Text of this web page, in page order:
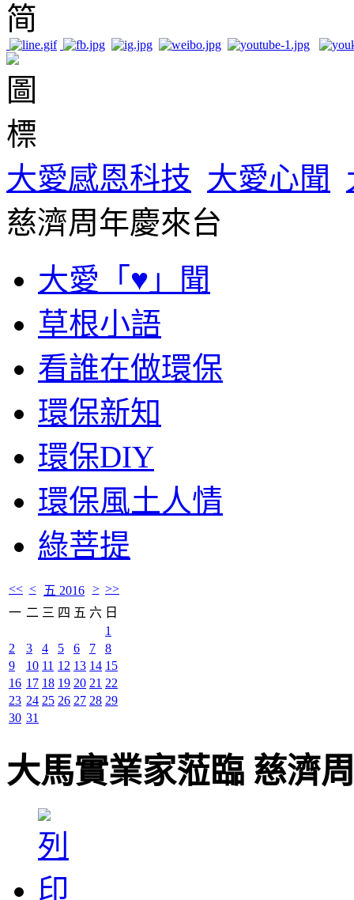
简
大愛感恩科技 大愛心聞
慈濟周年慶來台
大愛「♥」聞
草根小語
看誰在做環保
環保新知
環保DIY
環保風土人情
綠菩提
<< < 五 2016 > >>
一 二 三 四 五 六 日
1
2
3 4 5 6 7
8
9
10 11 12 13 14 15
16 17 18 19 20 21 22
23 24 25 26 27 28 29
30 31
大馬實業家蒞臨 慈濟